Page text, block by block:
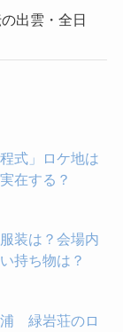
出雲・全日
式」ロケ地は
在する？
装は？会場内
持ち物は？
浦 緑岩荘のロ